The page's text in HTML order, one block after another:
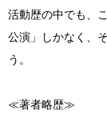
活動歴の中でも、
公演」しかなく、
う。
≪著者略歴≫